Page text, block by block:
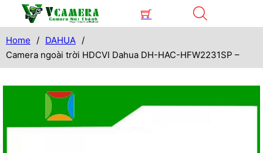
Home / DAHUA /
Camera ngoài trời HDCVI Dahua DH-HAC-HFW2231SP –